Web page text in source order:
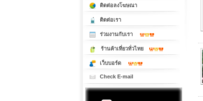
ติดต่อลงโฆษณา
ติดต่อเรา
ร่วมงานกับเรา
ร้านค้าเที่ยวทั่วไทย
เว็บบอร์ด
Check E-mail